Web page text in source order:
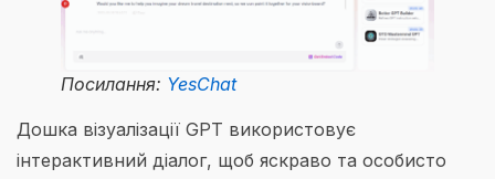
Посилання: YesChat
Дошка візуалізації GPT використовує
інтерактивний діалог, щоб яскраво та особисто